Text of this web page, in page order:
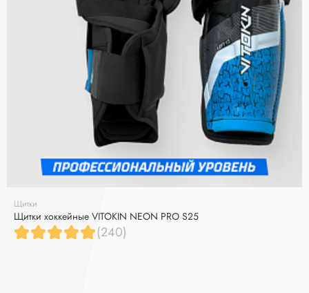
Щитки
Щитки хоккейные VITOKIN NEON PRO S25
(240)